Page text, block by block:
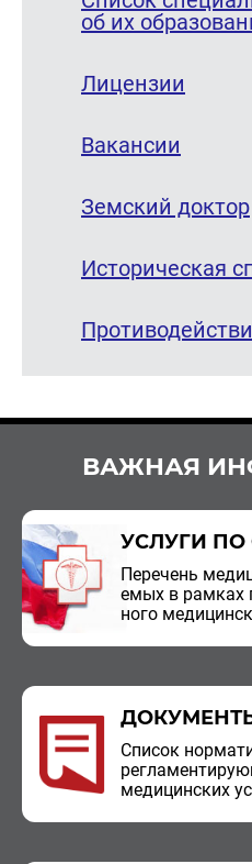
об их
Лицензии
Вакансии
Земский доктор
Историческая
ВАЖНАЯ
УСЛУГИ
Пе­ре­чень
е­мых в рам­ках
но­го
Спи­сок
ме­ди­цин­ских